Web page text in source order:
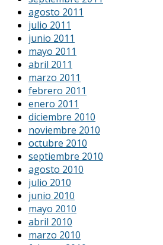
agosto 2011
julio 2011
junio 2011
mayo 2011
abril 2011
marzo 2011
febrero 2011
enero 2011
diciembre 2010
noviembre 2010
octubre 2010
septiembre 2010
agosto 2010
julio 2010
junio 2010
mayo 2010
abril 2010
marzo 2010